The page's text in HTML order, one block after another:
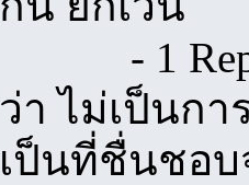
- 1 Reply
ว่า ไม่เป็นก
เป็นที่ชื่นชอบ